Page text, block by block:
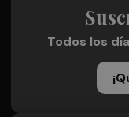
Todos los